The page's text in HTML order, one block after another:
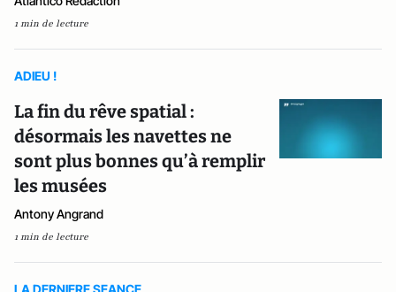
1 min de lecture
ADIEU !
La fin du rêve spatial :
désormais les navettes ne
sont plus bonnes qu’à remplir
les musées
Antony Angrand
1 min de lecture
LA DERNIERE SEANCE